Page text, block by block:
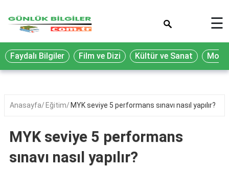
Eğitim
Ekonomi
Seyahat
Oyun
Yaşam
☰
Faydalı Bilgiler Film ve Dizi Kültür ve Sanat
Anasayfa Eğitim MYK seviye 5 performans sınavı nasıl yapılır?
MYK seviye 5 performans
sınavı nasıl yapılır?